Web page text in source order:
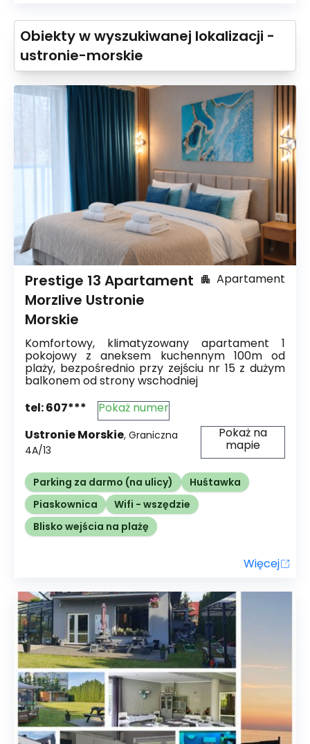
Obiekty w wyszukiwanej lokalizacji -
ustronie-morskie
Prestige 13 Apartament
Morzlive Ustronie
Morskie
Apartament
Komfortowy, klimatyzowany apartament 1
pokojowy z aneksem kuchennym 100m od
plaży, bezpośrednio przy zejściu nr 15 z dużym
balkonem od strony wschodniej
tel:607***
Pokaż numer
Ustronie Morskie, Graniczna
4A/13
Pokaż na
mapie
Parking za darmo (na ulicy)
Huśtawka
Piaskownica
Wifi - wszędzie
Blisko wejścia na plażę
Więcej